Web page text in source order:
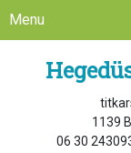
Menu
1139
06 30